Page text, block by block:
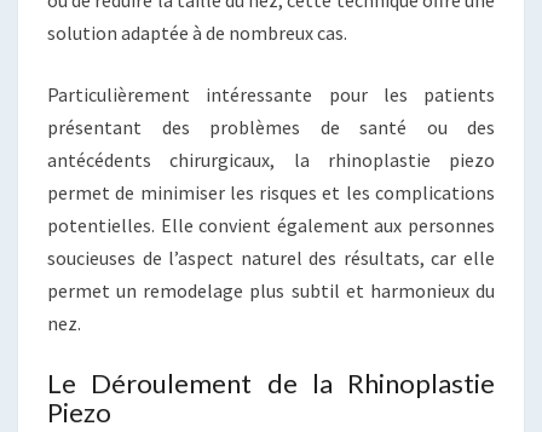
solution adaptée à de nombreux cas.
Particulièrement intéressante pour les patients
présentant des problèmes de santé ou des
antécédents chirurgicaux, la rhinoplastie piezo
permet de minimiser les risques et les complications
potentielles. Elle convient également aux personnes
soucieuses de l’aspect naturel des résultats, car elle
permet un remodelage plus subtil et harmonieux du
nez.
Le Déroulement de la Rhinoplastie
Piezo